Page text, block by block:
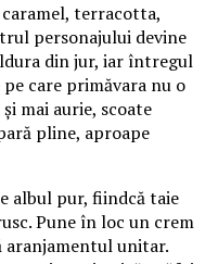
terracotta,
personajului devine
din jur, iar întregul
care primăvara nu o
mai aurie, scoate
pline, aproape
albul pur, fiindcă taie
Pune în loc un crem
aranjamentul unitar.